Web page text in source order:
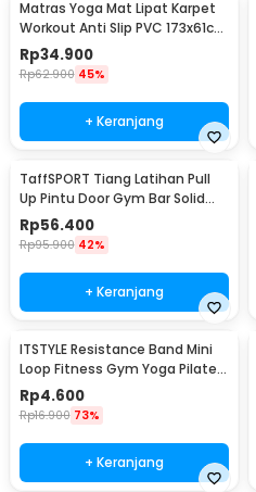
Matras Yoga Mat Lipat Karpet
Workout Anti Slip PVC 173x61cm
- Q4
Rp34.900
Rp62.900 45%
+ Keranjang
TaffSPORT Tiang Latihan Pull
Up Pintu Door Gym Bar Solid
Grip 62-100cm - HW139501
Rp56.400
Rp95.900 42%
+ Keranjang
ITSTYLE Resistance Band Mini
Loop Fitness Gym Yoga Pilates
Latex - ITS05
Rp4.600
Rp16.900 73%
+ Keranjang